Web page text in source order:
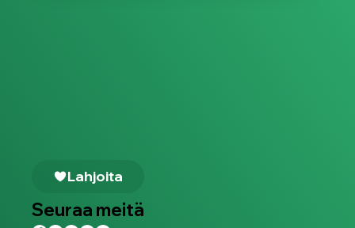
Lahjoita